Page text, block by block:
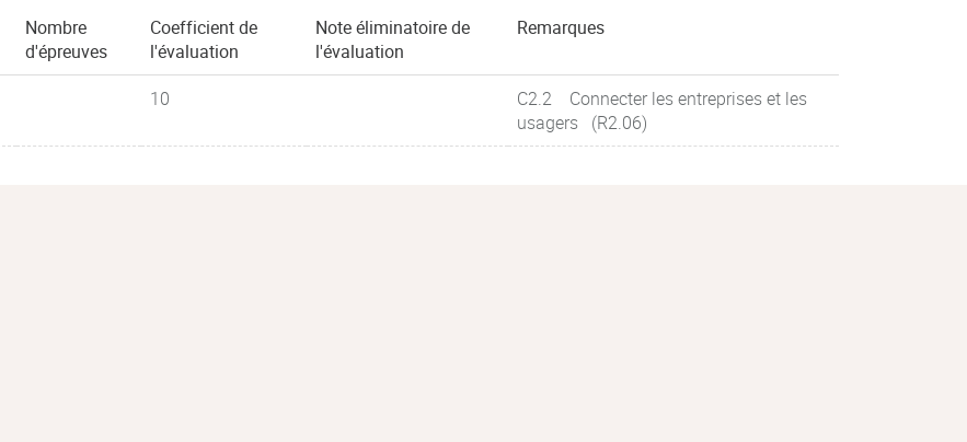
Nombre
d'épreuves
Coefficient de
l'évaluation
Note éliminatoire de
l'évaluation
Remarques
10
C2.2 Connecter les entreprises et les
usagers (R2.06)